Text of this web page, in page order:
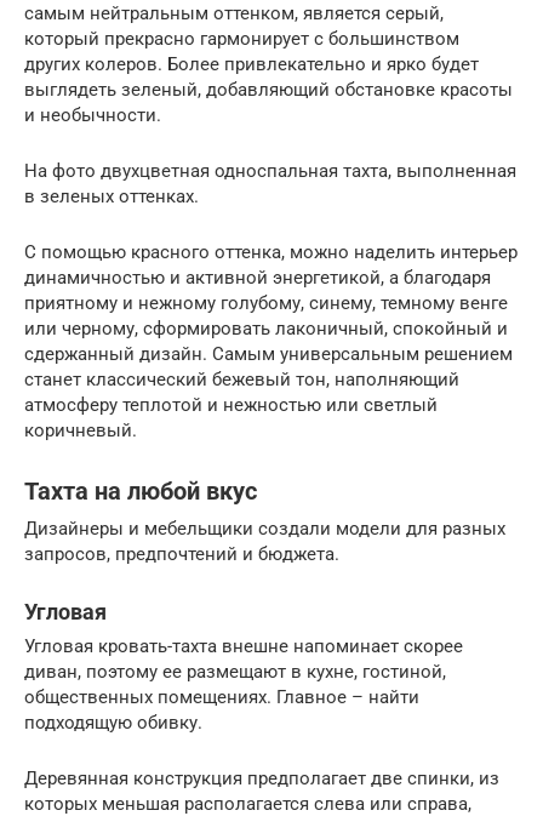
самым нейтральным оттенком, является серый,
который прекрасно гармонирует с большинством
других колеров. Более привлекательно и ярко будет
выглядеть зеленый, добавляющий обстановке красоты
и необычности.
На фото двухцветная односпальная тахта, выполненная
в зеленых оттенках.
С помощью красного оттенка, можно наделить интерьер
динамичностью и активной энергетикой, а благодаря
приятному и нежному голубому, синему, темному венге
или черному, сформировать лаконичный, спокойный и
сдержанный дизайн. Самым универсальным решением
станет классический бежевый тон, наполняющий
атмосферу теплотой и нежностью или светлый
коричневый.
Тахта на любой вкус
Дизайнеры и мебельщики создали модели для разных
запросов, предпочтений и бюджета.
Угловая
Угловая кровать-тахта внешне напоминает скорее
диван, поэтому ее размещают в кухне, гостиной,
общественных помещениях. Главное – найти
подходящую обивку.
Деревянная конструкция предполагает две спинки, из
которых меньшая располагается слева или справа,